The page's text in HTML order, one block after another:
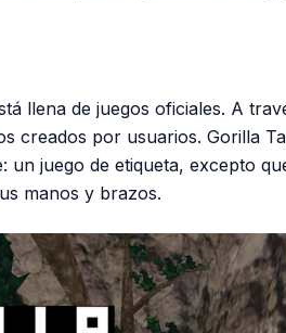
llena de juegos oficiales. A
creados por usuarios. Gorilla
un juego de etiqueta, excepto
manos y brazos.